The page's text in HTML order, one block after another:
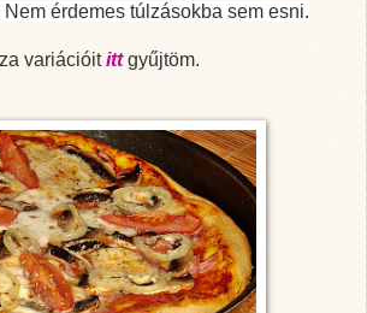
érdemes túlzásokba sem esni.
variációitittgyűjtöm.